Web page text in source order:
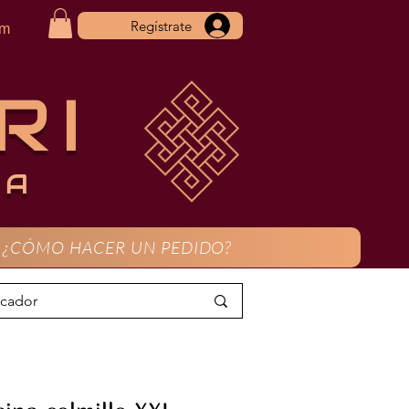
Regístrate
¿CÓMO HACER UN PEDIDO?